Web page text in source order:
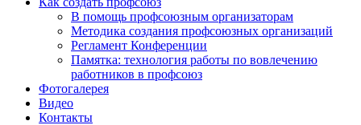
В помощь профсоюзным организаторам
Методика создания профсоюзных организаций
Регламент Конференции
Памятка: технология работы по вовлечению
работников в профсоюз
Фотогалерея
Видео
Контакты